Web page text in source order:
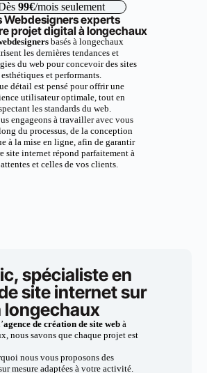
99€/mois seulement
Webdesigners experts
projet digital à longechaux
basés à longechaux
les dernières tendances et
du web pour concevoir des sites
esthétiques et performants.
détail est pensé pour offrir une
utilisateur optimale, tout en
les standards du web.
engageons à travailler avec vous
du processus, de la conception
à la mise en ligne, afin de garantir
site internet répond parfaitement à
et celles de vos clients.
spécialiste en
site internet sur
longechaux
agence de création de site webà
nous savons que chaque projet est
nous vous proposons des
mesure adaptées à votre activité.